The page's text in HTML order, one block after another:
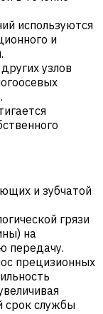
используются
и
узлов
и зубчатой
грязи
на
передачу.
прецизионных
срок службы